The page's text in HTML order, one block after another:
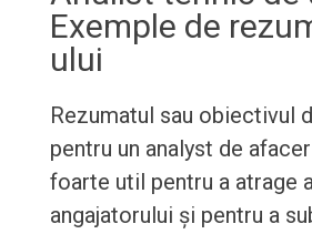
Exemple de
ului
Rezumatul sau obiectivul
pentru un analyst de
foarte util pentru a atrage
angajatorului și pentru a